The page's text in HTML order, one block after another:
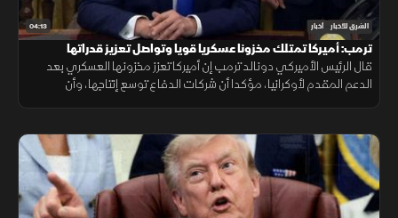
04:13 الشرق للأخبار أخبار
ترمب: أميركا تمتلك مخزونا عسكريا قويا وتواصل تعزيز قدراتها
قال الرئيس الأميركي دونالد ترمب إن أميركا تعزز مخزونها العسكري بعد
الدعم المقدم لأوكرانيا، مؤكدا أن شركات الدفاع توسع إنتاجها، وأن